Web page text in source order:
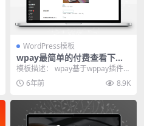
WordPress模板
wpay最简单的付费查看下载
WordPress主题模板破解无限
制版
模板描述： wpay基于wppay插件二
开，为了就是更简单的实现虚拟资
源购买分享...
6年前 8.9K